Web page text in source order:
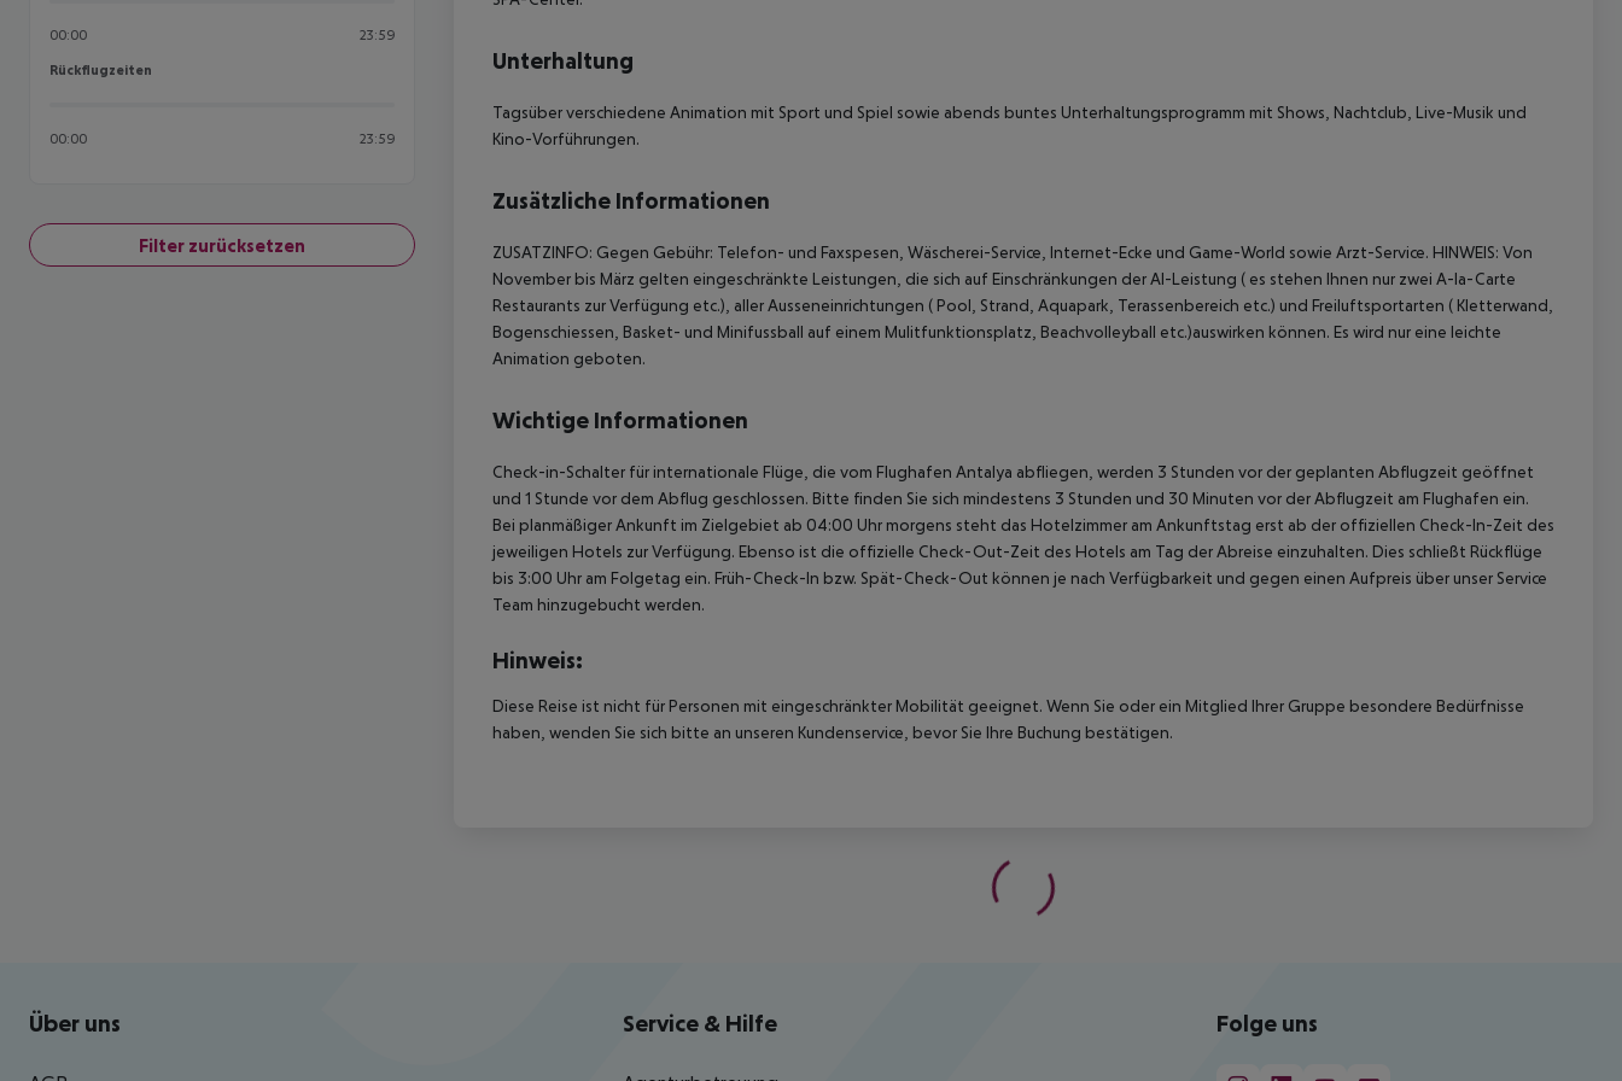
00:00 23:59
Rückflugzeiten
Rückflugzeiten
00:00 23:59
Filter zurücksetzen
Unterhaltung
Tagsüber verschiedene Animation mit Sport und Spiel sowie abends buntes Unterhaltungsprogramm mit Shows, Nachtclub, Live-Musik und
Kino-Vorführungen.
Zusätzliche Informationen
ZUSATZINFO: Gegen Gebühr: Telefon- und Faxspesen, Wäscherei-Service, Internet-Ecke und Game-World sowie Arzt-Service. HINWEIS: Von
November bis März gelten eingeschränkte Leistungen, die sich auf Einschränkungen der AI-Leistung ( es stehen Ihnen nur zwei A-la-Carte
Restaurants zur Verfügung etc.), aller Ausseneinrichtungen ( Pool, Strand, Aquapark, Terassenbereich etc.) und Freiluftsportarten ( Kletterwand,
Bogenschiessen, Basket- und Minifussball auf einem Mulitfunktionsplatz, Beachvolleyball etc.)auswirken können. Es wird nur eine leichte
Animation geboten.
Wichtige Informationen
Check-in-Schalter für internationale Flüge, die vom Flughafen Antalya abfliegen, werden 3 Stunden vor der geplanten Abflugzeit geöffnet
und 1 Stunde vor dem Abflug geschlossen. Bitte finden Sie sich mindestens 3 Stunden und 30 Minuten vor der Abflugzeit am Flughafen ein.
Bei planmäßiger Ankunft im Zielgebiet ab 04:00 Uhr morgens steht das Hotelzimmer am Ankunftstag erst ab der offiziellen Check-In-Zeit des
jeweiligen Hotels zur Verfügung. Ebenso ist die offizielle Check-Out-Zeit des Hotels am Tag der Abreise einzuhalten. Dies schließt Rückflüge
bis 3:00 Uhr am Folgetag ein. Früh-Check-In bzw. Spät-Check-Out können je nach Verfügbarkeit und gegen einen Aufpreis über unser Service
Team hinzugebucht werden.
Hinweis:
Diese Reise ist nicht für Personen mit eingeschränkter Mobilität geeignet. Wenn Sie oder ein Mitglied Ihrer Gruppe besondere Bedürfnisse
haben, wenden Sie sich bitte an unseren Kundenservice, bevor Sie Ihre Buchung bestätigen.
Footer navigation
Über uns Service & Hilfe Folge uns